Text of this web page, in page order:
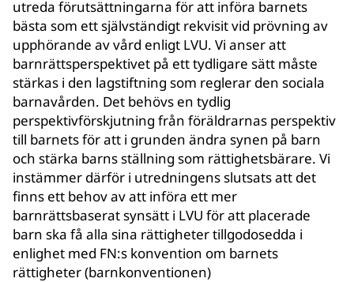
utreda förutsättningarna för att införa barnets
bästa som ett självständigt rekvisit vid prövning av
upphörande av vård enligt LVU. Vi anser att
barnrättsperspektivet på ett tydligare sätt måste
stärkas i den lagstiftning som reglerar den sociala
barnavården. Det behövs en tydlig
perspektivförskjutning från föräldrarnas perspektiv
till barnets för att i grunden ändra synen på barn
och stärka barns ställning som rättighetsbärare. Vi
instämmer därför i utredningens slutsats att det
finns ett behov av att införa ett mer
barnrättsbaserat synsätt i LVU för att placerade
barn ska få alla sina rättigheter tillgodosedda i
enlighet med FN:s konvention om barnets
rättigheter (barnkonventionen)